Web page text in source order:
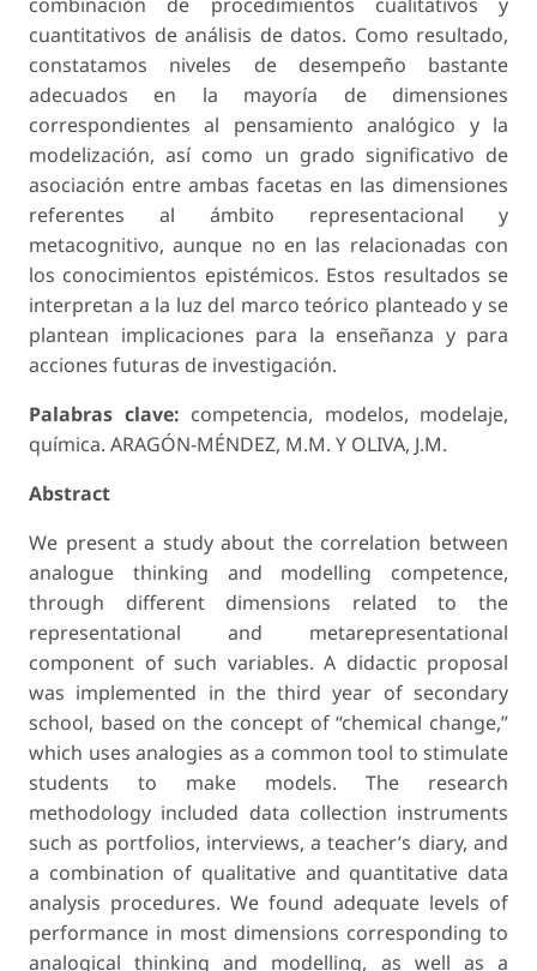
cuantitativos de análisis de datos. Como resultado,
constatamos niveles de desempeño bastante
adecuados en la mayoría de dimensiones
correspondientes al pensamiento analógico y la
modelización, así como un grado significativo de
asociación entre am­bas facetas en las dimensiones
referentes al ámbito representacional y
metacognitivo, aunque no en las relacionadas con
los conocimientos epistémicos. Estos resultados se
interpretan a la luz del marco teórico planteado y se
plantean implicaciones para la enseñanza y para
acciones futuras de investigación.
Palabras clave: competencia, modelos, modelaje,
química. ARAGÓN-MÉNDEZ, M.M. Y OLIVA, J.M.
Abstract
We present a study about the correlation between
analogue thinking and modelling competence,
through different dimensions related to the
representational and meta­representational
component of such variables. A didactic proposal
was implemented in the third year of secondary
school, based on the concept of “chemical change,”
which uses analogies as a common tool to stimulate
students to make models. The research
methodology included data collection instruments
such as portfolios, in­terviews, a teacher’s diary, and
a combination of qualitative and quantitative data
analysis procedures. We found adequate levels of
performance in most dimensions corresponding to
analogical thinking and modelling, as well as a